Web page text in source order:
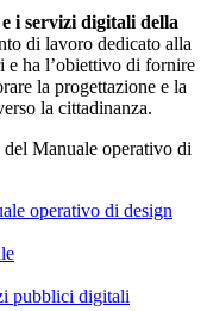
i servizi digitali della
di lavoro dedicato alla
e ha l’obiettivo di fornire
la progettazione e la
la cittadinanza.
Manuale operativo di
operativo di design
pubblici digitali